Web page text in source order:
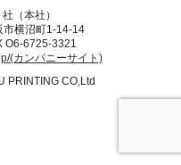
（本社）
横沼町1-14-14
O6-6725-3321
(カンパニーサイト)
PRINTING CO,Ltd